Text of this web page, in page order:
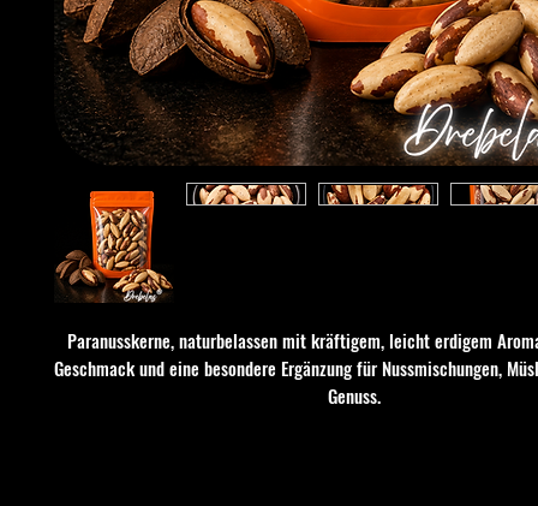
Paranusskerne, naturbelassen mit kräftigem, leicht erdigem
Geschmack und eine besondere Ergänzung für Nussmischungen,
Genuss.